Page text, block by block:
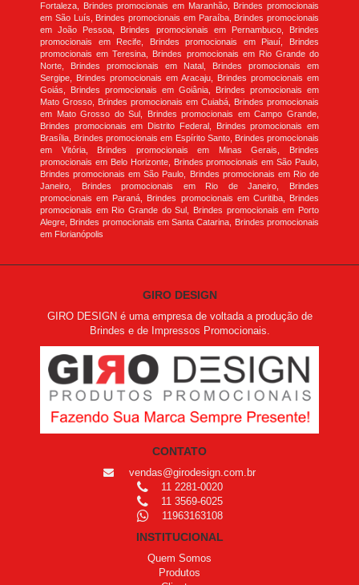
Fortaleza, Brindes promocionais em Maranhão, Brindes promocionais
em São Luís, Brindes promocionais em Paraíba, Brindes promocionais
em João Pessoa, Brindes promocionais em Pernambuco, Brindes
promocionais em Recife, Brindes promocionais em Piauí, Brindes
promocionais em Teresina, Brindes promocionais em Rio Grande do
Norte, Brindes promocionais em Natal, Brindes promocionais em
Sergipe, Brindes promocionais em Aracaju, Brindes promocionais em
Goiás, Brindes promocionais em Goiânia, Brindes promocionais em
Mato Grosso, Brindes promocionais em Cuiabá, Brindes promocionais
em Mato Grosso do Sul, Brindes promocionais em Campo Grande,
Brindes promocionais em Distrito Federal, Brindes promocionais em
Brasília, Brindes promocionais em Espírito Santo, Brindes promocionais
em Vitória, Brindes promocionais em Minas Gerais, Brindes
promocionais em Belo Horizonte, Brindes promocionais em São Paulo,
Brindes promocionais em São Paulo, Brindes promocionais em Rio de
Janeiro, Brindes promocionais em Rio de Janeiro, Brindes
promocionais em Paraná, Brindes promocionais em Curitiba, Brindes
promocionais em Rio Grande do Sul, Brindes promocionais em Porto
Alegre, Brindes promocionais em Santa Catarina, Brindes promocionais
em Florianópolis
GIRO DESIGN
GIRO DESIGN é uma empresa de voltada a produção de
Brindes e de Impressos Promocionais.
CONTATO
vendas@girodesign.com.br
11 2281-0020
11 3569-6025
11963163108
INSTITUCIONAL
Quem Somos
Produtos